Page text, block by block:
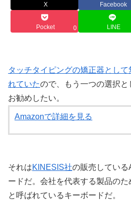
X Facebook
Pocket 0 LINE
タッチタイピングの矯正器とし
れていたので、もう一つの選択
お勧めしたい。
Amazonで詳細を見る
それはKINESIS社の販売している
ードだ。会社を代表する製品のた
と呼ばれているキーボードだ。